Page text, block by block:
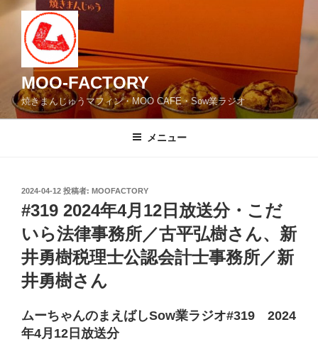
MOO-FACTORY
焼きまんじゅうマフィン・MOO CAFE・Sow業ラジオ
メニュー
投
稿
日:
2024-04-12 投稿者: MOOFACTORY
#319 2024年4月12日放送分・こだ
いら法律事務所／古平弘樹さん、新
井勇樹税理士公認会計士事務所／新
井勇樹さん
ムーちゃんのまえばしSow業ラジオ#319 2024
年4月12日放送分